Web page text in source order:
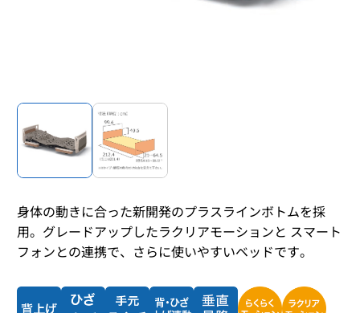
身体の動きに合った新開発のプラスラインボトムを採
用。グレードアップしたラクリアモーションと スマート
フォンとの連携で、さらに使いやすいベッドです。